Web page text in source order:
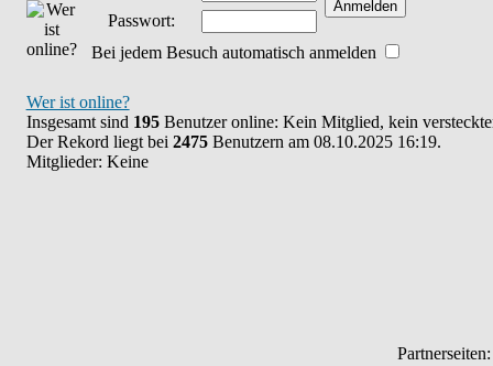
Passwort:
Bei jedem Besuch automatisch anmelden
Wer ist online?
Insgesamt sind 195Benutzer online: Kein Mitglied, kein
Der Rekord liegt bei 2475Benutzern am 08.10.2025 16:19.
Mitglieder: Keine